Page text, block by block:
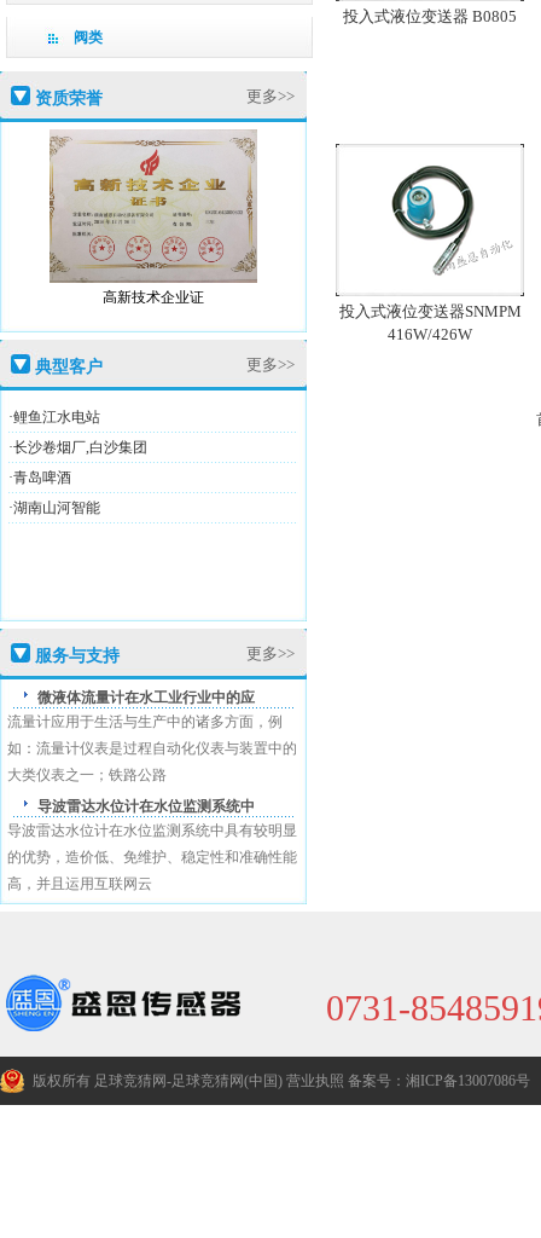
阀类
资质荣誉 更多>>
高新技术企业证
盛恩商标注册证
典型客户 更多>>
·鲤鱼江水电站
·长沙卷烟厂,白沙集团
·青岛啤酒
·湖南山河智能
服务与支持 更多>>
微液体流量计在水工业行业中的应
流量计应用于生活与生产中的诸多方面，例
如：流量计仪表是过程自动化仪表与装置中的
大类仪表之一；铁路公路
导波雷达水位计在水位监测系统中
导波雷达水位计在水位监测系统中具有较明显
的优势，造价低、免维护、稳定性和准确性能
高，并且运用互联网云
投入式液位变送器 B0805
投入式液位变送器SNMPM
416W/426W
0731-
版权所有 足球竞猜网-足球竞猜网(中国) 营业执照 备案号：湘ICP备13007086号